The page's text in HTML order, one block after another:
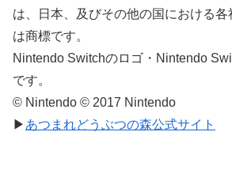
は、日本、及びその他の国における各
は商標です。
Nintendo Switchのロゴ・Nintendo
です。
© Nintendo © 2017 Nintendo
▶ あつまれどうぶつの森公式サイト